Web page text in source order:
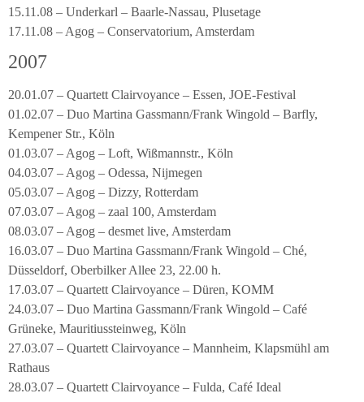
15.11.08 – Underkarl – Baarle-Nassau, Plusetage
17.11.08 – Agog – Conservatorium, Amsterdam
2007
20.01.07 – Quartett Clairvoyance – Essen, JOE-Festival
01.02.07 – Duo Martina Gassmann/Frank Wingold – Barfly,
Kempener Str., Köln
01.03.07 – Agog – Loft, Wißmannstr., Köln
04.03.07 – Agog – Odessa, Nijmegen
05.03.07 – Agog – Dizzy, Rotterdam
07.03.07 – Agog – zaal 100, Amsterdam
08.03.07 – Agog – desmet live, Amsterdam
16.03.07 – Duo Martina Gassmann/Frank Wingold – Ché,
Düsseldorf, Oberbilker Allee 23, 22.00 h.
17.03.07 – Quartett Clairvoyance – Düren, KOMM
24.03.07 – Duo Martina Gassmann/Frank Wingold – Café
Grüneke, Mauritiussteinweg, Köln
27.03.07 – Quartett Clairvoyance – Mannheim, Klapsmühl am
Rathaus
28.03.07 – Quartett Clairvoyance – Fulda, Café Ideal